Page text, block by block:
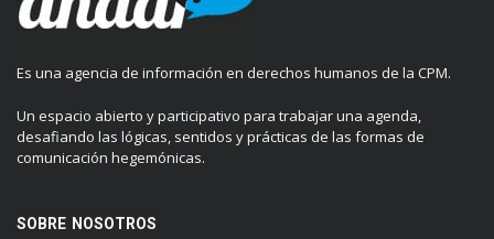
Es una agencia de información en derechos humanos de la CPM.
Un espacio abierto y participativo para trabajar una agenda,
desafiando las lógicas, sentidos y prácticas de las formas de
comunicación hegemónicas.
SOBRE NOSOTROS